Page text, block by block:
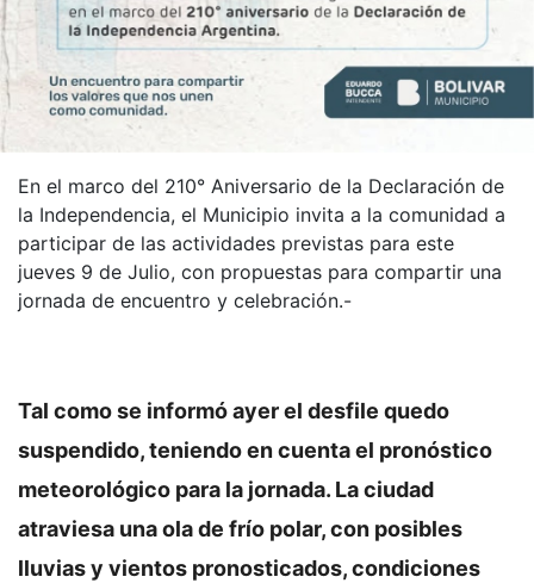
En el marco del 210° Aniversario de la Declaración de
la Independencia, el Municipio invita a la comunidad a
participar de las actividades previstas para este
jueves 9 de Julio, con propuestas para compartir una
jornada de encuentro y celebración.-
Tal como se informó ayer el desfile quedo
suspendido, teniendo en cuenta el pronóstico
meteorológico para la jornada. La ciudad
atraviesa una ola de frío polar, con posibles
lluvias y vientos pronosticados, condiciones